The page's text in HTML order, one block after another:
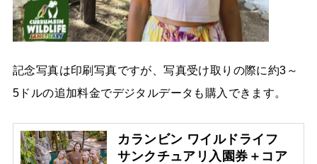
記念写真は印刷写真ですが、写真受け取りの際に約3～
5ドルの追加料金でデジタルデータも購入できます。
カランビン ワイルドライフ
サンクチュアリ入園券＋コア